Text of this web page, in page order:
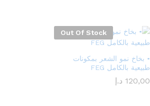
Out Of Stock
• بخاخ نمو الشعر بمكونات
طبيعية بالكامل FEG
120,00 د.إ